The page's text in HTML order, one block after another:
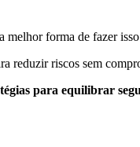
melhor forma de fazer
reduzir riscos sem
para equilibrar